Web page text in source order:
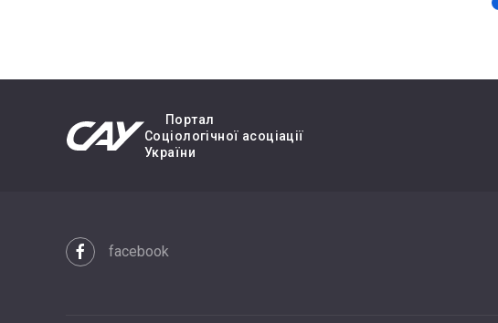
Портал
Cоціологічної асоціації
України
facebook